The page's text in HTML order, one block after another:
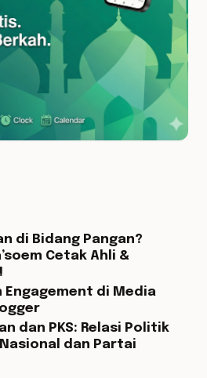
di Bidang Pangan?
Cetak Ahli &
Engagement di Media
dan PKS: Relasi Politik
dan Partai